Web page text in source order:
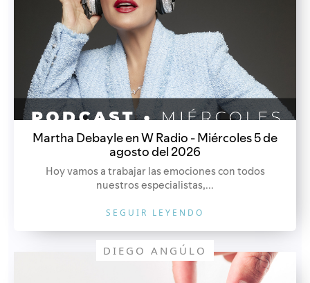
Martha Debayle en W Radio - Miércoles 5 de
agosto del 2026
Hoy vamos a trabajar las emociones con todos
nuestros especialistas,...
SEGUIR LEYENDO
DIEGO ANGÚLO